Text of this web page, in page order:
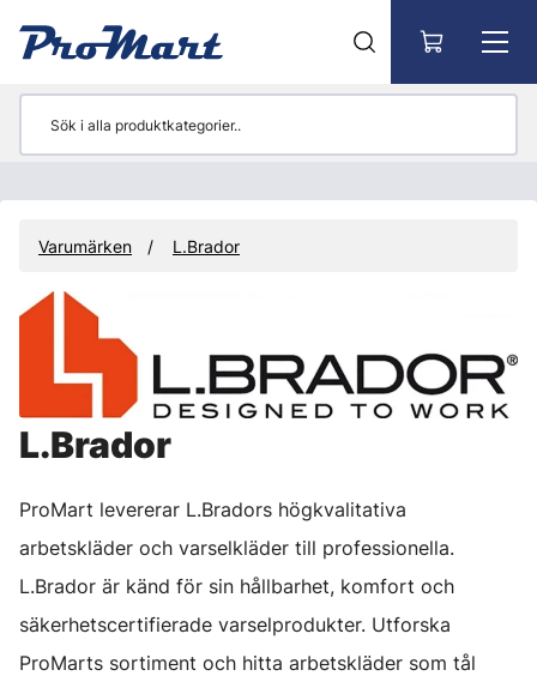
Varumärken L.Brador
L.Brador
ProMart levererar L.Bradors högkvalitativa
arbetskläder och varselkläder till professionella.
L.Brador är känd för sin hållbarhet, komfort och
säkerhetscertifierade varselprodukter. Utforska
ProMarts sortiment och hitta arbetskläder som tål